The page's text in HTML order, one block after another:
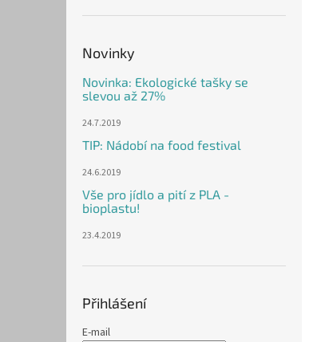
Novinky
Novinka: Ekologické tašky se
slevou až 27%
24.7.2019
TIP: Nádobí na food festival
24.6.2019
Vše pro jídlo a pití z PLA -
bioplastu!
23.4.2019
Přihlášení
E-mail